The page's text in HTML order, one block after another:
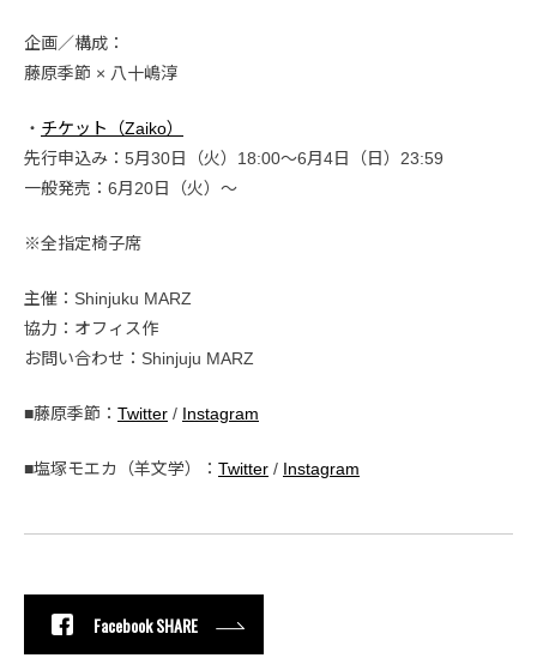
企画／構成：
藤原季節 × 八十嶋淳
・ チケット（Zaiko）
先行申込み：5月30日（火）18:00～6月4日（日）23:59
一般発売：6月20日（火）～
※全指定椅子席
主催：Shinjuku MARZ
協力：オフィス作
お問い合わせ：Shinjuju MARZ
■藤原季節： Twitter / Instagram
■塩塚モエカ（羊文学）： Twitter / Instagram
Facebook SHARE